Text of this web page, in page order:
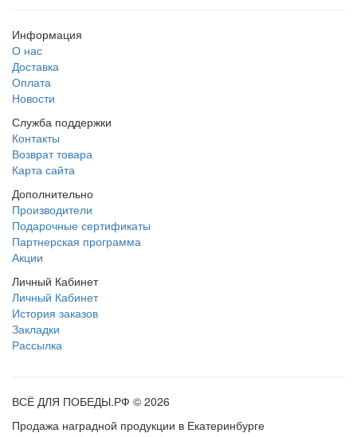
Информация
О нас
Доставка
Оплата
Новости
Служба поддержки
Контакты
Возврат товара
Карта сайта
Дополнительно
Производители
Подарочные сертификаты
Партнерская программа
Акции
Личный Кабинет
Личный Кабинет
История заказов
Закладки
Рассылка
ВСЁ ДЛЯ ПОБЕДЫ.РФ © 2026
Продажа наградной продукции в Екатеринбурге